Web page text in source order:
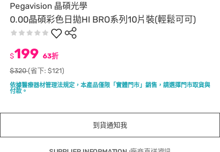
Pegavision 晶碩光學
0.00晶碩彩色日拋HI BRO系列10片裝(輕鬆可可)
依據醫療器材管理法規定，本產品僅限「實體門市」銷售，請選擇門市取貨與
付款。
$199 63折
$320(省下: $121)
到貨通知我